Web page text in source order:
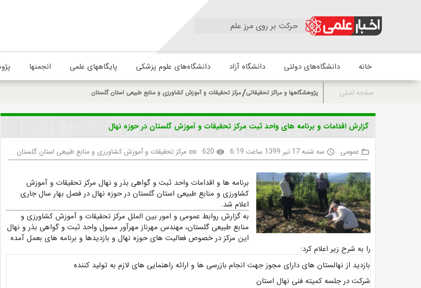
حرکت بر روی مرز علم
خانه دانشگاه‌های دولتی دانشگاه آزاد دانشگاه‌های علوم پزشکی پایگاههای علمی انجمنها
صفحه اصلی پژوهشگاهها و مراکز تحقیقاتی مرکز تحقیقات و آموزش کشاورزی و منابع طبیعی استان گلستان
گزارش اقدامات و برنامه های واحد ثبت مرکز تحقیقات و آموزش گلستان در حوزه نهال
folder_open عمومی access_time سه شنبه 17 تیر 1399 ساعت 6:19 visibility
620
link مرکز تحقیقات و آموزش کشاورزی و منابع طبیعی استان گلستان
برنامه ها و اقدامات واحد ثبت و گواهی بذر و نهال مرکز تحقیقات و آموزش
کشاورزی و منابع طبیعی استان گلستان در حوزه نهال در فصل بهار سال جاری
اعلام شد.
به گزارش روابط عمومی و امور بین الملل مرکز تحقیقات و آموزش کشاورزی و
منابع طبیعی گلستان، مهندس مهرناز مهرآور مسول واحد ثبت و گواهی بذر و نهال
این مرکز در خصوص فعالیت های حوزه نهال و بازدیدها و برنامه های بعمل آمده
را به شرح زیر اعلام کرد:
بازدید از نهالستان های دارای مجوز جهت انجام بازرسی ها و ارائه راهنمایی های لازم به تولید کننده
شرکت در جلسه کمیته فنی نهال استان